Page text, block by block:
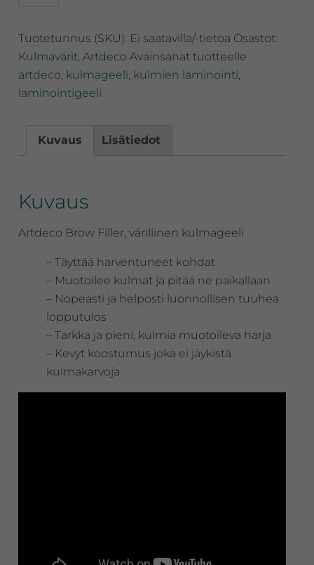
määrä
Tuotetunnus (SKU): Ei saatavilla/-tietoa Osastot:
Kulmavärit, Artdeco Avainsanat tuotteelle
artdeco, kulmageeli, kulmien laminointi,
laminointigeeli
Kuvaus Lisätiedot
Kuvaus
Artdeco Brow Filler, värillinen kulmageeli
– Täyttää harventuneet kohdat
– Muotoilee kulmat ja pitää ne paikallaan
– Nopeasti ja helposti luonnollisen tuuhea
lopputulos
– Tarkka ja pieni, kulmia muotoileva harja
– Kevyt koostumus joka ei jäykistä
kulmakarvoja